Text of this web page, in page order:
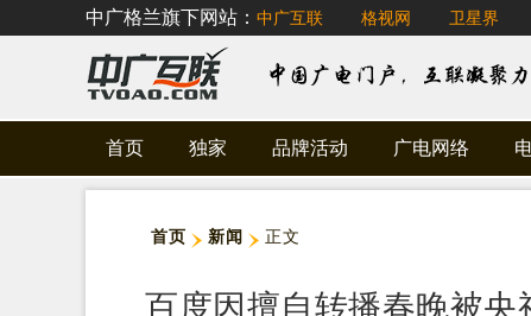
中广格兰旗下网站： 中广互联 格视网 卫星界
首页 独家 品牌活动 广电网络
首页 新闻 正文
百度因擅自转播春晚被央